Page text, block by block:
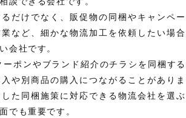
だけでなく、販促物の同梱やキャンペー
など、細かな物流加工を依頼したい場合
会社です。
ーポンやブランド紹介のチラシを同梱する
や別商品の購入につながることがありま
た同梱施策に対応できる物流会社を選ぶ
でも重要です。